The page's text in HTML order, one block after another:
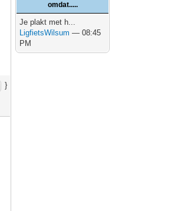
}
omdat.....
Je plakt met h...
LigfietsWilsum — 08:45
PM